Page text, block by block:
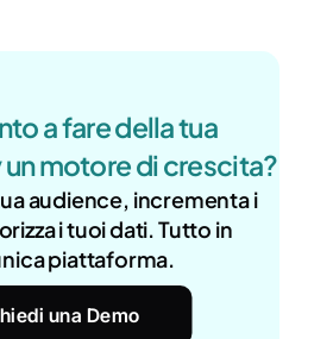
a fare della tua
motore di crescita?
audience, incrementa i
i tuoi dati. Tutto in
piattaforma.
una Demo